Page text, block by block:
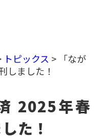
トピックス > 「なが
しました！
2025年春
た！